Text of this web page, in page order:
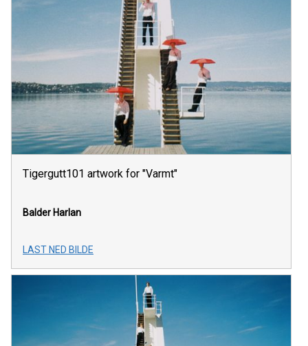
Tigergutt101 artwork for "Varmt"
Balder Harlan
LAST NED BILDE